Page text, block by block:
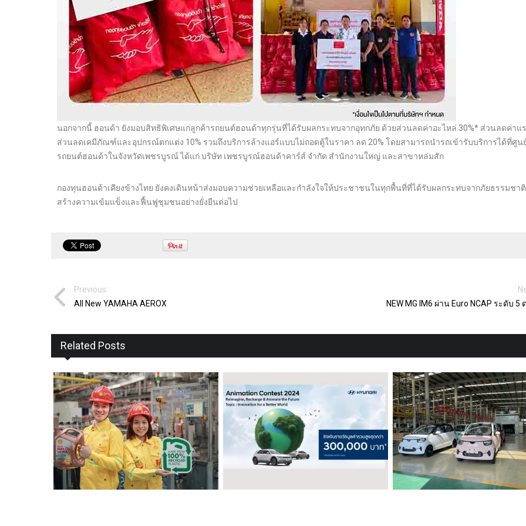
นอกจากนี้ ฮอนด้า ยังมอบสิทธิพิเศษแก่ลูกค้ารถยนต์ฮอนด้าทุกรุ่นที่ได้รับผลกระทบจากอุทกภัย ด้วยส่วนลดค่าอะไหล่ 30%* ส่วนลดค่าแร
ส่วนลดเคมีภัณฑ์และอุปกรณ์ตกแต่ง 10% รวมถึงบริการล้างแอร์แบบไม่ถอดตู้ในราคา ลด 20% โดยสามารถนำรถเข้ารับบริการได้ที่ศูน
รถยนต์ฮอนด้าในจังหวัดเพชรบูรณ์ ได้แก่ บริษัท เพชรบูรณ์ฮอนด้าคาร์ส์ จำกัด สำนักงานใหญ่ และสาขาหล่มสัก
กองทุนฮอนด้าเคียงข้างไทย ยังคงเดินหน้าส่งมอบความช่วยเหลือและกำลังใจให้ประชาชนในทุกพื้นที่ที่ได้รับผลกระทบจากภัยธรรมชาติ
สร้างความเข้มแข็งและฟื้นฟูชุมชนอย่างยั่งยืนต่อไป
Previous:
All New YAMAHA AEROX
NEW MG IM6 ผ่าน Euro NCAP ระดับ 5
Related Posts